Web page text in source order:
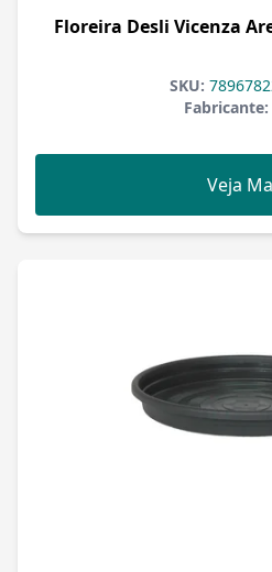
Floreira Desli Vicenza
SKU:
Fabricante:
Veja